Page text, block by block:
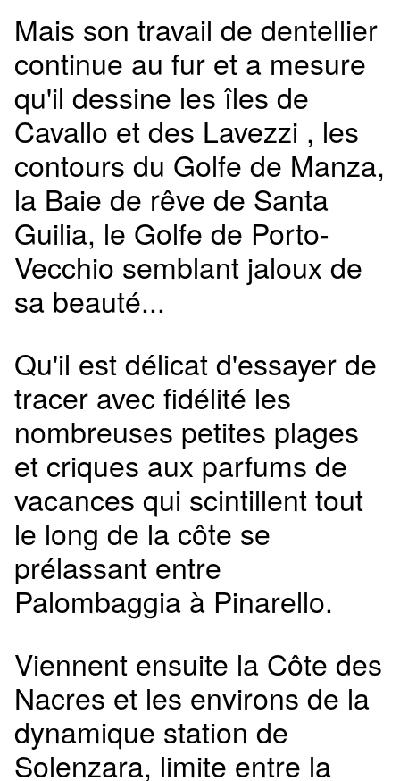
Mais son travail de dentellier
continue au fur et a mesure
qu'il dessine les îles de
Cavallo et des Lavezzi , les
contours du Golfe de Manza,
la Baie de rêve de Santa
Guilia, le Golfe de Porto-
Vecchio semblant jaloux de
sa beauté...
Qu'il est délicat d'essayer de
tracer avec fidélité les
nombreuses petites plages
et criques aux parfums de
vacances qui scintillent tout
le long de la côte se
prélassant entre
Palombaggia à Pinarello.
Viennent ensuite la Côte des
Nacres et les environs de la
dynamique station de
Solenzara, limite entre la